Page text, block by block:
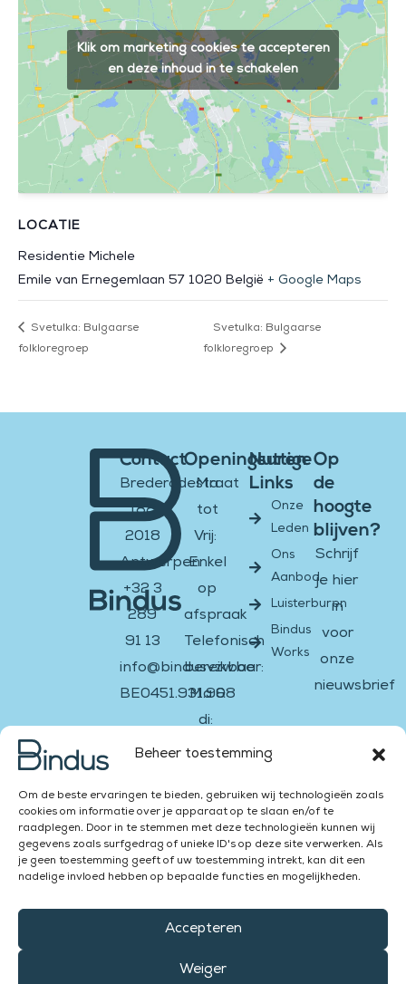
Beheer toestemming
Om de beste ervaringen te bieden, gebruiken wij technologieën zoals
cookies om informatie over je apparaat op te slaan en/of te
raadplegen. Door in te stemmen met deze technologieën kunnen wij
gegevens zoals surfgedrag of unieke ID's op deze site verwerken. Als
je geen toestemming geeft of uw toestemming intrekt, kan dit een
nadelige invloed hebben op bepaalde functies en mogelijkheden.
Accepteren
Weiger
LOCATIE
Residentie Michele
Emile van Ernegemlaan 57 1020 België + Google Maps
Klik om marketing cookies te accepteren
en deze inhoud in te schakelen
Svetulka: Bulgaarse
folkloregroep
Svetulka: Bulgaarse
folkloregroep
Contact
Brederodestraat
188
2018
Antwerpen
+32 3
289
91 13
info@bindusvzw.be
BE0451.931.908
Openingsuren
Ma
tot
Vrij:
Enkel
op
afspraak
Telefonisch
bereikbaar:
Ma &
di:
13:00
16:00
Za &
Zon:
gesloten
Nuttige
Links
Onze
Leden
Ons
Aanbod
Luisterburen
Bindus
Works
Op
de
hoogte
blijven?
Schrijf
je hier
in
voor
onze
nieuwsbrief